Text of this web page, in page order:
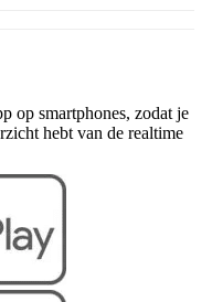
op smartphones, zodat je
hebt van de realtime